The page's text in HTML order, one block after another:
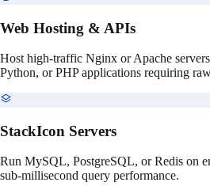
Web Hosting & APIs
Host high-traffic Nginx or Apache
Python, or PHP applications requiring
StackIcon Servers
Run MySQL, PostgreSQL, or Redis on
sub-millisecond query performance.